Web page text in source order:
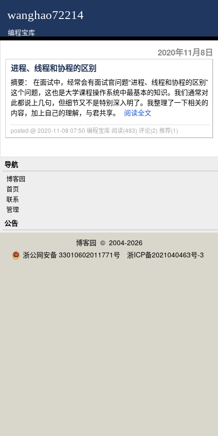
wanghao72214
编程宝库
2020年11月8日
进程、线程和协程的区别
摘要： 在面试中，经常会有面试官问题“进程、线程和协程的区别”
这个问题，这也是大学课程操作系统中最基本的知识。我们通常对
此都说上几句，但细节又不是特别深入明了。我整理了一下相关的
内容，加上自己的理解，与君共享。
阅读全文
posted @ 2020-11-08 07:50 编程宝库 阅读(483) 评论(2) 推荐(1)
导航
博客园
首页
联系
管理
公告
博客园 © 2004-2026
浙公网安备 33010602011771号
浙ICP备2021040463号-3